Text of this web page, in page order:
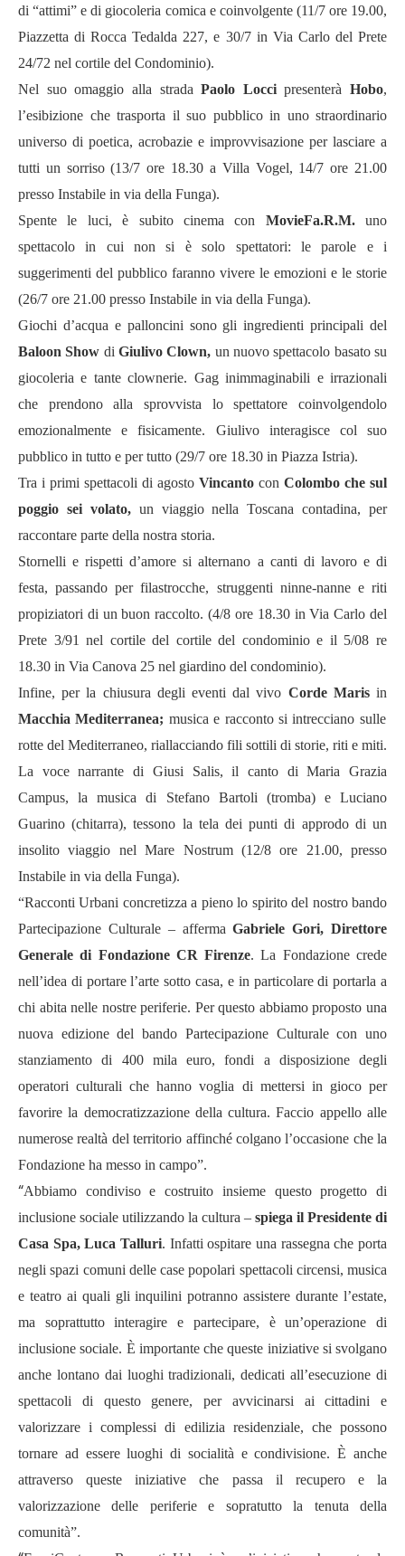
di“attimi” edi giocoleria comica e coinvolgente (11/7 ore 19.00,
Piazzetta di Rocca Tedalda 227, e 30/7 in Via Carlo del Prete
24/72 nel cortile del Condominio).
Nel suo omaggio alla stradaPaolo Locci presenterà Hobo,
l’esibizione che trasporta il suo pubblico in uno straordinario
universo di poetica, acrobazie e improvvisazione per lasciare a
tutti un sorriso (13/7 ore 18.30 a Villa Vogel, 14/7 ore 21.00
presso Instabile in via della Funga).
Spente le luci, è subito cinema con MovieFa.R.M. uno
spettacolo in cui non
si è solo spettatori: le parole e i
suggerimenti del pubblico faranno vivere le emozioni e le storie
(26/7 ore 21.00 presso Instabile in via della Funga).
Giochi d’acqua e palloncini sono gli ingredienti principali del
Baloon Show diGiulivo Clown, un nuovo spettacolo basato su
giocoleria e tante clownerie. Gag inimmaginabili e irrazionali
che prendono alla sprovvista lo spettatore coinvolgendolo
emozionalmente e fisicamente. Giulivo interagisce col suo
pubblico in tutto e per tutto (29/7 ore 18.30 in Piazza Istria).
Tra i primi spettacoli di agosto Vincanto con Colombo che sul
poggio sei volato, un viaggio nella Toscana contadina, per
raccontare parte della nostra storia.
Stornelli e rispetti d’amore si alternano a canti di lavoro e di
festa, passando per filastrocche, struggenti ninne-nanne e riti
propiziatori di un buon raccolto. (4/8 ore 18.30 in Via Carlo del
Prete 3/91 nel cortile del cortile del condominio e il 5/08 re
18.30 in Via Canova 25 nel giardino del condominio).
Infine, per la chiusura degli eventi dal vivo Corde Maris in
Macchia Mediterranea; musica e racconto si intrecciano sulle
rotte del Mediterraneo, riallacciando fili sottili di storie, riti e miti.
La voce narrante di Giusi Salis, il canto di Maria Grazia
Campus, la musica di Stefano Bartoli (tromba) e Luciano
Guarino (chitarra), tessono la tela dei punti di approdo di un
insolito viaggio nel Mare Nostrum (12/8 ore 21.00, presso
Instabile in via della Funga).
“Racconti Urbani concretizza a pieno lo spirito del nostro bando
Partecipazione Culturale – affermaGabriele Gori, Direttore
Generale di Fondazione CR Firenze. La Fondazione crede
nell’idea di portare l’arte sotto casa, e in particolare di portarla a
chi abita nelle nostre periferie. Per questo abbiamo proposto una
nuova edizione del bando Partecipazione Culturale con uno
stanziamento di 400 mila euro, fondi a disposizione degli
operatori culturali che hanno voglia di mettersi in gioco per
favorire la democratizzazione della cultura. Faccio appello alle
numerose realtà del territorio affinché colgano l’occasione che la
Fondazione ha messo in campo”.
“Abbiamo condiviso e costruito insieme questo progetto di
inclusione sociale utilizzando la cultura – spiega il Presidente di
Casa Spa, Luca Talluri. Infatti ospitare una rassegna che porta
negli spazi comuni delle case popolari spettacoli circensi, musica
e teatro ai quali gli inquilini potranno assistere durante l’estate,
ma soprattutto interagire e partecipare, è un’operazione di
inclusione sociale. È importante che queste iniziative si svolgano
anche lontano dai luoghi tradizionali, dedicati all’esecuzione di
spettacoli di questo genere, per avvicinarsi ai cittadini e
valorizzare i complessi di edilizia residenziale, che possono
tornare ad essere luoghi di socialità e condivisione. È anche
attraverso queste iniziative che passa il recupero e la
valorizzazione delle periferie e sopratutto la tenuta della
comunità”.